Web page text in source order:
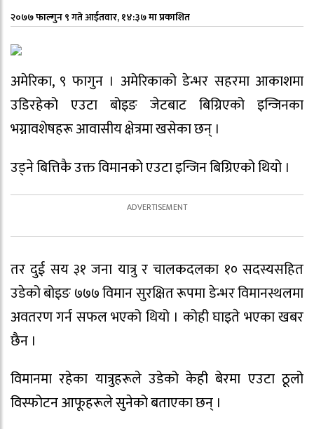
२०७७ फाल्गुन ९ गते आईतवार, १४:३७ मा प्रकाशित
अमेरिका, ९ फागुन । अमेरिकाको डेन्भर सहरमा आकाशमा
उडिरहेको एउटा बोइङ जेटबाट बिग्रिएको इन्जिनका
भग्नावशेषहरू आवासीय क्षेत्रमा खसेका छन् ।
उड्ने बित्तिकै उक्त विमानको एउटा इन्जिन बिग्रिएको थियो ।
तर दुई सय ३१ जना यात्रु र चालकदलका १० सदस्यसहित
उडेको बोइङ ७७७ विमान सुरक्षित रूपमा डेन्भर विमानस्थलमा
अवतरण गर्न सफल भएको थियो । कोही घाइते भएका खबर
छैन ।
विमानमा रहेका यात्रुहरूले उडेको केही बेरमा एउटा ठूलो
विस्फोटन आफूहरूले सुनेको बताएका छन् ।